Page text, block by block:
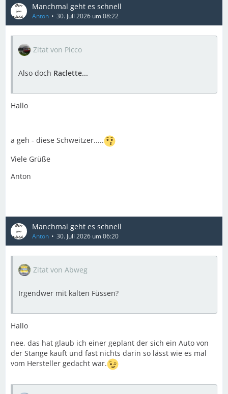
Manchmal geht es schnell
Anton 30. Juli 2026 um 08:22
Zitat von Picco
Also doch Raclette...
Hallo
a geh - diese Schweitzer.....
Viele Grüße
Anton
Manchmal geht es schnell
Anton 30. Juli 2026 um 06:20
Zitat von Abweg
Irgendwer mit kalten Füssen?
Hallo
nee, das hat glaub ich einer geplant der sich ein Auto von
der Stange kauft und fast nichts darin so lässt wie es mal
vom Hersteller gedacht war.